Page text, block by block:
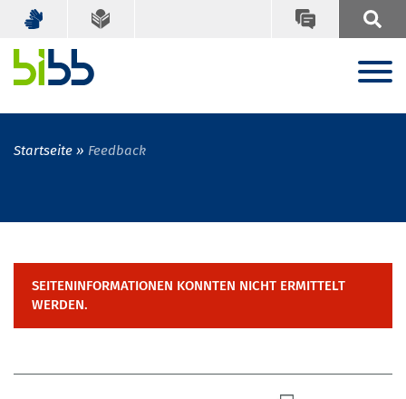
Startseite Feedback
SEITENINFORMATIONEN KONNTEN NICHT ERMITTELT
WERDEN.